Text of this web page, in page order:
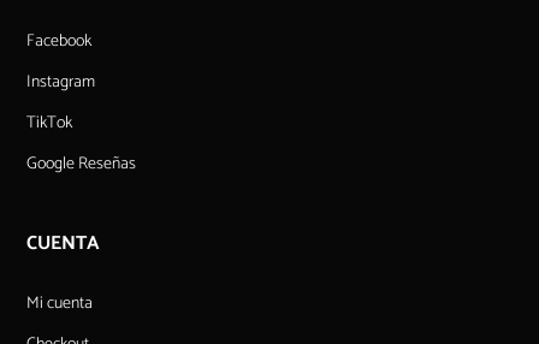
Facebook
Instagram
TikTok
Google Reseñas
CUENTA
Mi cuenta